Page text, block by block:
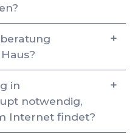
in
notwendig,
Internet findet?